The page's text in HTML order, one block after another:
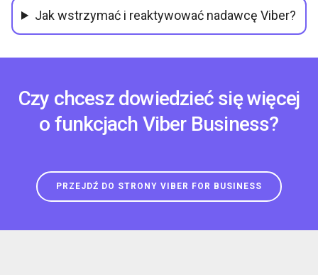
Jak wstrzymać i reaktywować nadawcę Viber?
Czy chcesz dowiedzieć się więcej
o funkcjach Viber Business?
PRZEJDŹ DO STRONY VIBER FOR BUSINESS